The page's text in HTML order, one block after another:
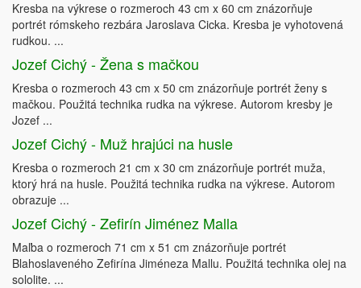
Kresba na výkrese o rozmeroch 43 cm x 60 cm znázorňuje
portrét rómskeho rezbára Jaroslava Cicka. Kresba je vyhotovená
rudkou. ...
Jozef Cichý - Žena s mačkou
Kresba o rozmeroch 43 cm x 50 cm znázorňuje portrét ženy s
mačkou. Použitá technika rudka na výkrese. Autorom kresby je
Jozef ...
Jozef Cichý - Muž hrajúci na husle
Kresba o rozmeroch 21 cm x 30 cm znázorňuje portrét muža,
ktorý hrá na husle. Použitá technika rudka na výkrese. Autorom
obrazuje ...
Jozef Cichý - Zefirín Jiménez Malla
Maľba o rozmeroch 71 cm x 51 cm znázorňuje portrét
Blahoslaveného Zefirína Jiméneza Mallu. Použitá technika olej na
sololite. ...